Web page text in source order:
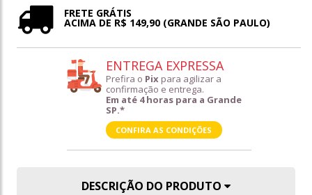
FRETE GRÁTIS
ACIMA DE R$ 149,90 (GRANDE SÃO PAULO)
ENTREGA EXPRESSA
Prefira o Pix para agilizar a
confirmação e entrega.
Em até 4 horas para a Grande
SP.*
CONFIRA AS CONDIÇÕES
DESCRIÇÃO DO PRODUTO